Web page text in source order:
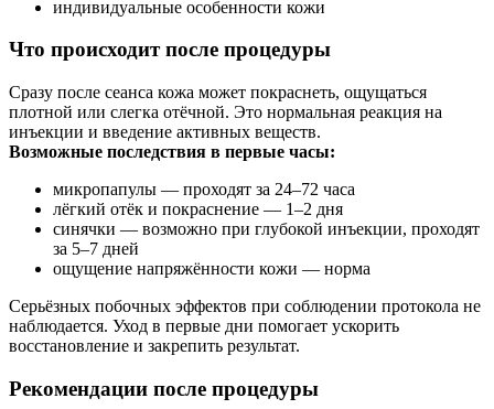
индивидуальные особенности кожи
Что происходит после процедуры
Сразу после сеанса кожа может покраснеть, ощущаться
плотной или слегка отёчной. Это нормальная реакция на
инъекции и введение активных веществ.
Возможные последствия в первые часы:
микропапулы — проходят за 24–72 часа
лёгкий отёк и покраснение — 1–2 дня
синячки — возможно при глубокой инъекции, проходят
за 5–7 дней
ощущение напряжённости кожи — норма
Серьёзных побочных эффектов при соблюдении протокола не
наблюдается. Уход в первые дни помогает ускорить
восстановление и закрепить результат.
Рекомендации после процедуры